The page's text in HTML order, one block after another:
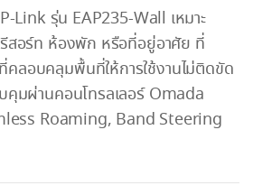
Link รุ่น EAP235-Wall เหมาะ
รีสอร์ท ห้องพัก หรือที่อยู่อาศัย ที่
ลอบคลุมพื้นที่ให้การใช้งานไม่ติดขัด
คุมผ่านคอนโทรลเลอร์ Omada
Roaming, Band Steering